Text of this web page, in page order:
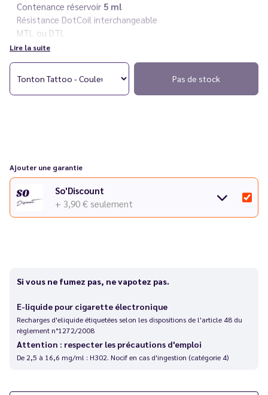
Contenance réservoir 5 ml
Résistance DotCoil interchangeable
MTL ou DTL
Écran OLED 0.69"
Conseils:
Consultez notreguide des différentes pannes
Lire la suite
Pas de stock
Ajouter une garantie
So'Discount
+ 3,90 € seulement
Si vous ne fumez pas, ne vapotez pas.
E-liquide pour cigarette électronique
Recharges d'eliquide étiquetées selon les dispositions de l'article 48 du
règlement n°1272/2008
Attention : respecter les précautions d'emploi
De 2,5 à 16,6 mg/ml : H302. Nocif en cas d'ingestion (catégorie 4)